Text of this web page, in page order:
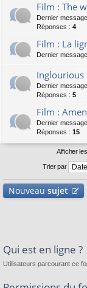
Film : The
Dernier
Réponses : 4
Film : La
Dernier
Inglourious
Dernier
Réponses : 5
Film : Amen
Dernier
Réponses : 15
Afficher
Trier par
Nouveau sujet
Qui est en ligne ?
Utilisateurs parcourant ce